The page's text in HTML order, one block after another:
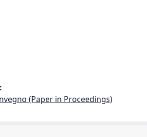
(Paper in Proceedings)